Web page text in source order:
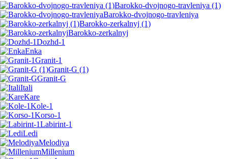
Barokko-dvojnogo-travleniya (1)
Barokko-dvojnogo-travleniya
Barokko-zerkalnyj (1)
Barokko-zerkalnyj
Dozhd-1
Enka
Granit-1
Granit-G (1)
Granit-G
Itali
Kare
Kole-1
Korso-1
Labirint-1
Ledi
Melodiya
Millenium